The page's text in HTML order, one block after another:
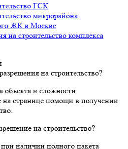
ГСК
микрорайона
ЖК в Москве
на строительство комплекса
на строительство?
объекта и сложности
на странице помощи в получении
на строительство?
наличии полного пакета